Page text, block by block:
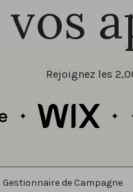
vos
Rejoignez les
Gestionnaire de Campagne